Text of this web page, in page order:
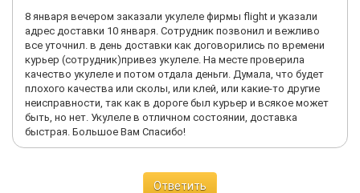
8 января вечером заказали укулеле фирмы flight и указали
адрес доставки 10 января. Сотрудник позвонил и вежливо
все уточнил. в день доставки как договорились по времени
курьер (сотрудник)привез укулеле. На месте проверила
качество укулеле и потом отдала деньги. Думала, что будет
плохого качества или сколы, или клей, или какие-то другие
неисправности, так как в дороге был курьер и всякое может
быть, но нет. Укулеле в отличном состоянии, доставка
быстрая. Большое Вам Спасибо!
Ответить